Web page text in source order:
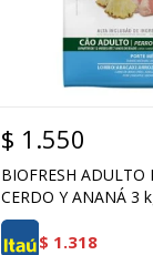
$ 1.550
BIOFRESH ADULTO
CERDO Y ANANÁ 3
$ 1.318